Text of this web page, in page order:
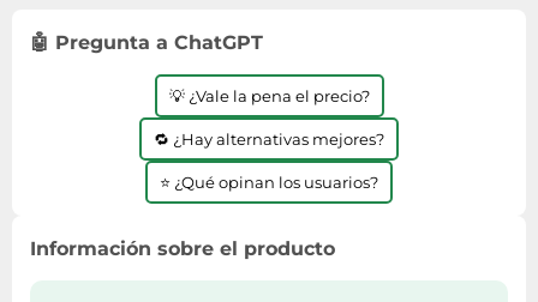
Ropa deportiva y outdoor
Zapatillas de tenis
Zapatillas deportivas
Perfumes de mujer
Perfumes unisex
Placer y anticoncepción
Productos de higiene corporal
Productos para baño y ducha
Sets de belleza
Media
Monitores y pantallas ordenador
Máquinas de afeitar
Placas de cocina
Vehículos a escala
Relojes de pulsera
Tejer y crochet
Zapatillas de atletismo
Zapatillas de baloncesto
Zapatos
🤖 Pregunta a ChatGPT
💡 ¿Vale la pena el precio?
🔁 ¿Hay alternativas mejores?
⭐ ¿Qué opinan los usuarios?
Información sobre el producto